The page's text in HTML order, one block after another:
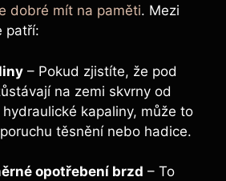
dobré mít na paměti. Mezi
patří:
– Pokud zjistíte, že pod
na zemi skvrny od
kapaliny, může to
těsnění nebo hadice.
opotřebení brzd – To